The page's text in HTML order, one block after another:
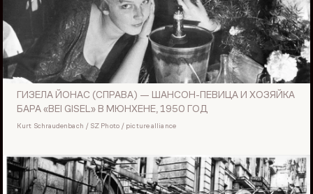
ГИЗЕЛА ЙОНАС (СПРАВА) — ШАНСОН-ПЕВИЦА И ХОЗЯЙКА
БАРА «BEI GISEL» В МЮНХЕНЕ, 1950 ГОД
Kurt Schraudenbach / SZ Photo / picture alliance